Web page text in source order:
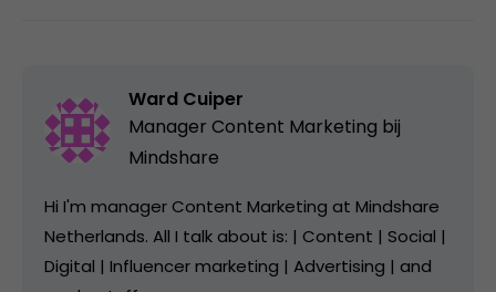
Ward Cuiper
Manager Content Marketing bij
Mindshare
Hi I'm manager Content Marketing at Mindshare
Netherlands. All I talk about is: | Content | Social |
Digital | Influencer marketing | Advertising | and